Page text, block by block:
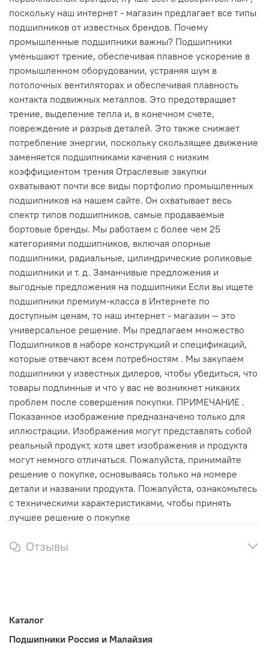
поскольку наш интернет - магазин предлагает все типы
подшипников от известных брендов. Почему
промышленные подшипники важны? Подшипники
уменьшают трение, обеспечивая плавное ускорение в
промышленном оборудовании, устраняя шум в
потолочных вентиляторах и обеспечивая плавность
контакта подвижных металлов. Это предотвращает
трение, выделение тепла и, в конечном счете,
повреждение и разрыв деталей. Это также снижает
потребление энергии, поскольку скользящее движение
заменяется подшипниками качения с низким
коэффициентом трения Отраслевые закупки
охватывают почти все виды портфолио промышленных
подшипников на нашем сайте. Он охватывает весь
спектр типов подшипников, самые продаваемые
бортовые бренды. Мы работаем с более чем 25
категориями подшипников, включая опорные
подшипники, радиальные, цилиндрические роликовые
подшипники и т. д. Заманчивые предложения и
выгодные предложения на подшипники Если вы ищете
подшипники премиум-класса в Интернете по
доступным ценам, то наш интернет - магазин — это
универсальное решение. Мы предлагаем множество
Подшипников в наборе конструкций и спецификаций,
которые отвечают всем потребностям . Мы закупаем
подшипники у известных дилеров, чтобы убедиться, что
товары подлинные и что у вас не возникнет никаких
проблем после совершения покупки. ПРИМЕЧАНИЕ .
Показанное изображение предназначено только для
иллюстрации. Изображения могут представлять собой
реальный продукт, хотя цвет изображения и продукта
могут немного отличаться. Пожалуйста, принимайте
решение о покупке, основываясь только на номере
детали и названии продукта. Пожалуйста, ознакомьтесь
с техническими характеристиками, чтобы принять
лучшее решение о покупке
Отзывы
Каталог
Подшипники Россия и Малайзия